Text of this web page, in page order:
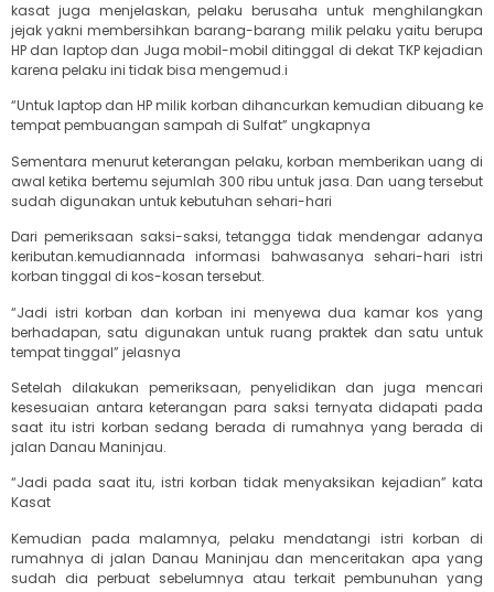
kasat juga menjelaskan, pelaku berusaha untuk menghilangkan
jejak yakni membersihkan barang-barang milik pelaku yaitu berupa
HP dan laptop dan Juga mobil-mobil ditinggal di dekat TKP kejadian
karena pelaku ini tidak bisa mengemud.i
“Untuk laptop dan HP milik korban dihancurkan kemudian dibuang ke
tempat pembuangan sampah di Sulfat” ungkapnya
Sementara menurut keterangan pelaku, korban memberikan uang di
awal ketika bertemu sejumlah 300 ribu untuk jasa. Dan uang tersebut
sudah digunakan untuk kebutuhan sehari-hari
Dari pemeriksaan saksi-saksi, tetangga tidak mendengar adanya
keributan.kemudiannada informasi bahwasanya sehari-hari istri
korban tinggal di kos-kosan tersebut.
“Jadi istri korban dan korban ini menyewa dua kamar kos yang
berhadapan, satu digunakan untuk ruang praktek dan satu untuk
tempat tinggal” jelasnya
Setelah dilakukan pemeriksaan, penyelidikan dan juga mencari
kesesuaian antara keterangan para saksi ternyata didapati pada
saat itu istri korban sedang berada di rumahnya yang berada di
jalan Danau Maninjau.
“Jadi pada saat itu, istri korban tidak menyaksikan kejadian” kata
Kasat
Kemudian pada malamnya, pelaku mendatangi istri korban di
rumahnya di jalan Danau Maninjau dan menceritakan apa yang
sudah dia perbuat sebelumnya atau terkait pembunuhan yang